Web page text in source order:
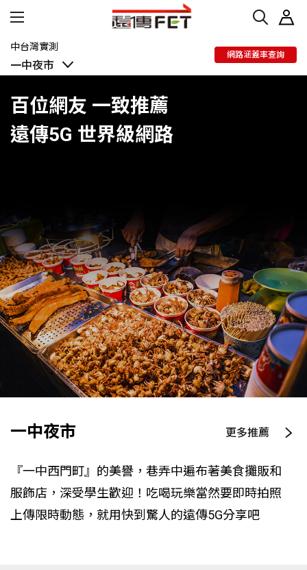
中台灣實測
一中夜市
一中夜市
5G用戶真實推薦
網路涵蓋率查詢
百位網友 一致推薦
遠傳5G 世界級網路
更多推薦
一中夜市
『一中西門町』的美譽，巷弄中遍布著美食攤販和
服飾店，深受學生歡迎！吃喝玩樂當然要即時拍照
上傳限時動態，就用快到驚人的遠傳5G分享吧